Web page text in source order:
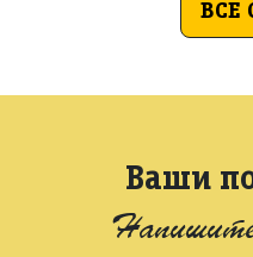
ВСЕ
Ваши